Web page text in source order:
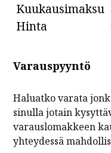
Kuukausimaksu
Hinta
Varauspyyntö
Haluatko varata
sinulla jotain
varauslomakkeen
yhteydessä